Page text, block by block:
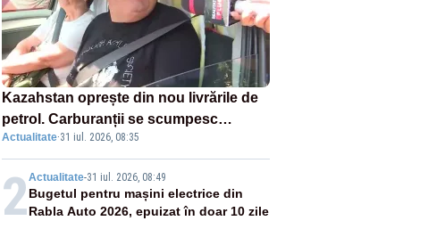
Kazahstan oprește din nou livrările de
petrol. Carburanții se scumpesc
accelerat, iar românii plătesc nota de
plată
Actualitate·31 iul. 2026, 08:35
2Actualitate-31 iul. 2026, 08:49
Bugetul pentru mașini electrice din
Rabla Auto 2026, epuizat în doar 10 zile